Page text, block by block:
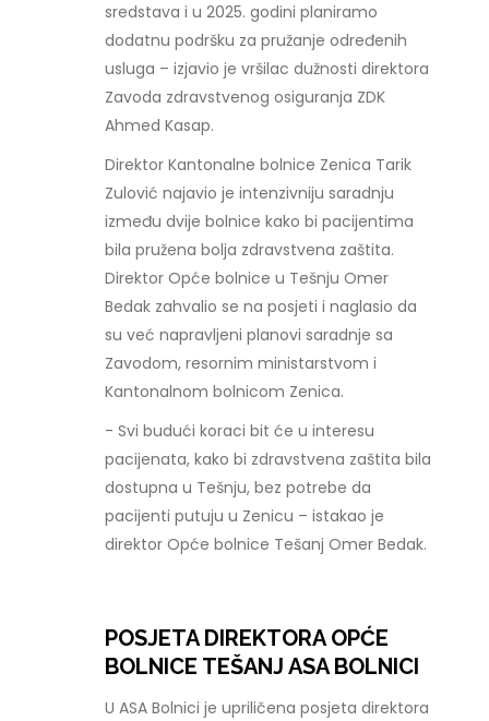
sredstava i u 2025. godini planiramo
dodatnu podršku za pružanje određenih
usluga – izjavio je vršilac dužnosti direktora
Zavoda zdravstvenog osiguranja ZDK
Ahmed Kasap.
Direktor Kantonalne bolnice Zenica Tarik
Zulović najavio je intenzivniju saradnju
između dvije bolnice kako bi pacijentima
bila pružena bolja zdravstvena zaštita.
Direktor Opće bolnice u Tešnju Omer
Bedak zahvalio se na posjeti i naglasio da
su već napravljeni planovi saradnje sa
Zavodom, resornim ministarstvom i
Kantonalnom bolnicom Zenica.
- Svi budući koraci bit će u interesu
pacijenata, kako bi zdravstvena zaštita bila
dostupna u Tešnju, bez potrebe da
pacijenti putuju u Zenicu – istakao je
direktor Opće bolnice Tešanj Omer Bedak.
POSJETA DIREKTORA OPĆE
BOLNICE TEŠANJ ASA BOLNICI
U ASA Bolnici je upriličena posjeta direktora